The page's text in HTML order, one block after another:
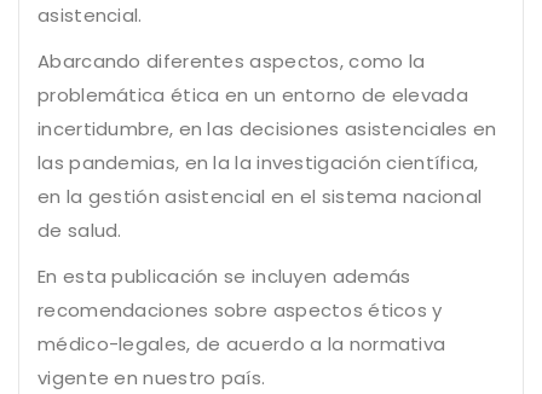
asistencial.
Abarcando diferentes aspectos, como la
problemática ética en un entorno de elevada
incertidumbre, en las decisiones asistenciales en
las pandemias, en la la investigación científica,
en la gestión asistencial en el sistema nacional
de salud.
En esta publicación se incluyen además
recomendaciones sobre aspectos éticos y
médico-legales, de acuerdo a la normativa
vigente en nuestro país.